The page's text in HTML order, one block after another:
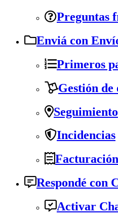
Preguntas
Enviá con
Primeros
Gestión de
Seguimiento
Incidencias
Facturación
Respondé con
Activar